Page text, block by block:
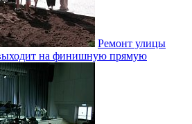
Ремонт улицы
на финишную прямую